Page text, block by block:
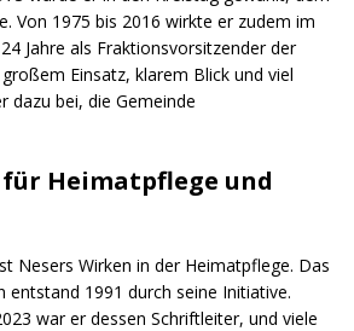
Von 1975 bis 2016 wirkte er zudem im
Jahre als Fraktionsvorsitzender der
Einsatz, klarem Blick und viel
dazu bei, die Gemeinde
Heimatpflege und
Nesers Wirken in der Heimatpflege. Das
entstand 1991 durch seine Initiative.
war er dessen Schriftleiter, und viele